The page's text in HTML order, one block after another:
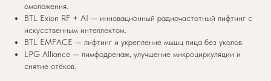
омоложения.
BTL Exion RF + AI — инновационный радиочастотный лифтинг с
искусственным интеллектом.
BTL EMFACE — лифтинг и укрепление мышц лица без уколов.
LPG Alliance — лимфодренаж, улучшение микроциркуляции и
снятие отёков.